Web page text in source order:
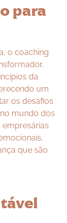
para
o coaching
da
um
os desafios
mundo dos
empresárias
que são